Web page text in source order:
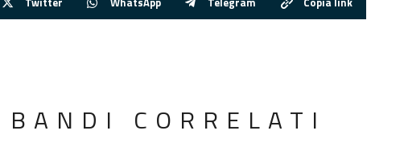
CORRELATI